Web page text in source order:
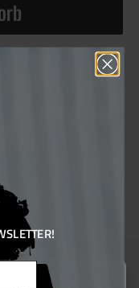
für diese
Erfahrung